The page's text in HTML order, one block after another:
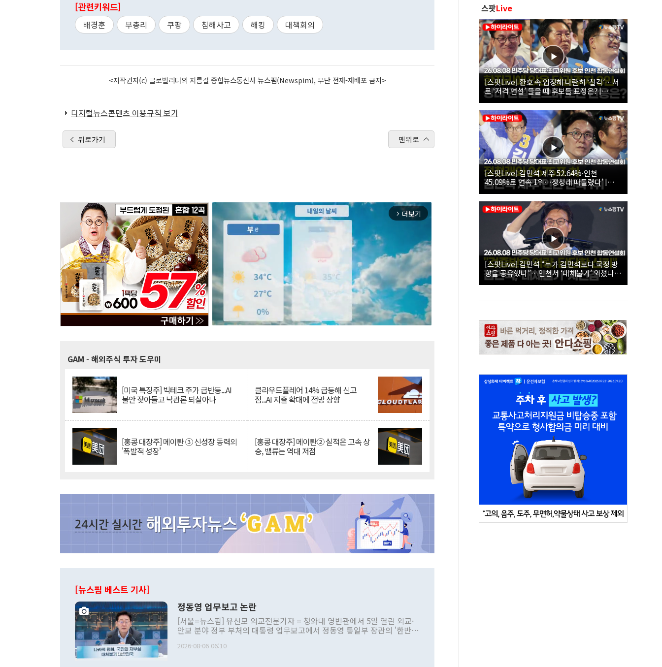
[관련키워드]
배경훈 부총리 쿠팡 침해사고 해킹 대책회의
<저작권자(c) 글로벌리더의 지름길 종합뉴스통신사 뉴스핌(Newspim), 무단 전재-재배포 금지>
디지털뉴스콘텐츠 이용규칙 보기
뒤로가기 맨위로
arrow_forward_ios 더보기
GAM - 해외주식 투자 도우미
[미국 특징주] 빅테크 주가 급반등...AI
불안 잦아들고 낙관론 되살아나
클라우드플레어 14% 급등해 신고
점...AI 지출 확대에 전망 상향
[홍콩 대장주] 메이퇀 ③ 신성장 동력의
'폭발적 성장'
[홍콩 대장주] 메이퇀② 실적은 고속 상
승, 밸류는 역대 저점
[뉴스핌 베스트 기사]
정동영 업무보고 논란
[서울=뉴스핌] 유신모 외교전문기자 = 청와대 영빈관에서 5일 열린 외교·
안보 분야 정부 부처의 대통령 업무보고에서 정동영 통일부 장관의 '한반도
발언 중에는 정부 내 조율을 거치지 않은 사안을 정책으로 추진하겠다고 공
2026-08-06 06:10
스팟Live
[스팟Live] 환호 속 입장해 나란히 ‘찰칵’…서
로 ‘저격 연설’ 들을 때 후보들 표정은? |
26.08.08 더불어민주당 당대표·최고위원 후
보 인천 합동연설회
[스팟Live] 김민석 제주 52.64%·인천
45.09%로 연속 1위…정청래 따돌렸다’ |
26.08.08 더불어민주당 당대표·최고위원 후
보 인천 합동연설회
[스팟Live] 김민석 “누가 김민석보다 국정 방
향을 공유했나”…인천서 ‘대체불가’ 외쳤다 |
26.08.08 더불어민주당 당대표·최고위원 후